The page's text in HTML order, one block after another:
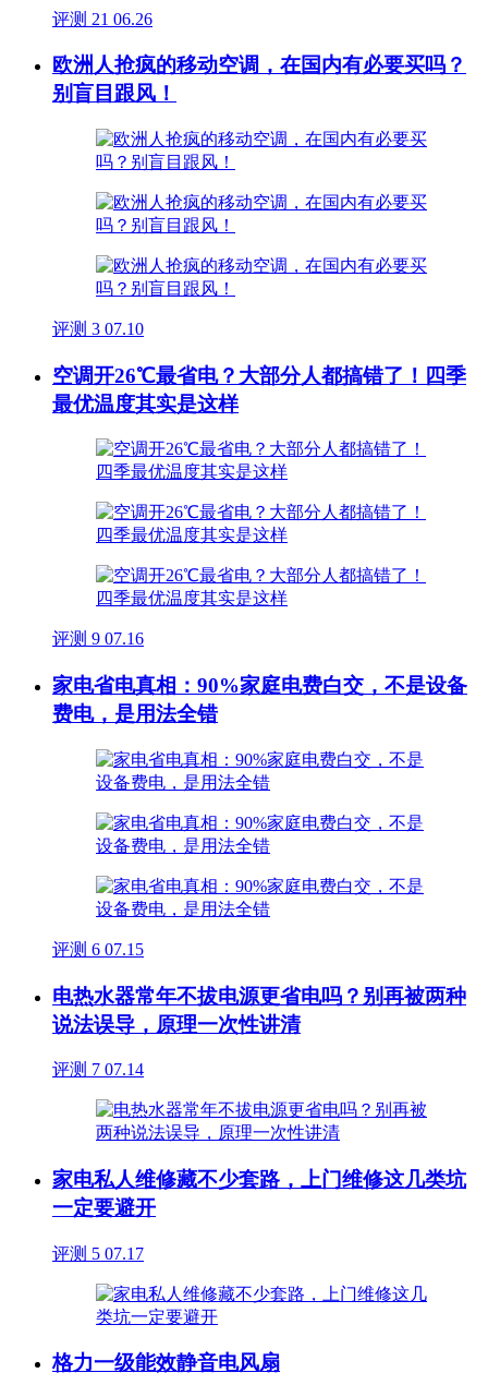
评测 21 06.26
欧洲人抢疯的移动空调，在国内有必要买吗？
别盲目跟风！
评测 3 07.10
空调开26℃最省电？大部分人都搞错了！四季
最优温度其实是这样
评测 9 07.16
家电省电真相：90%家庭电费白交，不是设备
费电，是用法全错
评测 6 07.15
电热水器常年不拔电源更省电吗？别再被两种
说法误导，原理一次性讲清
评测 7 07.14
家电私人维修藏不少套路，上门维修这几类坑
一定要避开
评测 5 07.17
格力一级能效静音电风扇